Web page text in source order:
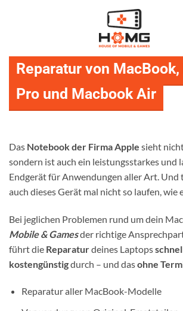
Reparatur von
Pro und Macbook Air
Das Notebook der Firma Apple sieht
sondern ist auch ein leistungsstarkes und
Endgerät für Anwendungen aller Art. Und
auch dieses Gerät mal nicht so laufen, wie
Bei jeglichen Problemen rund um dein
Mobile & Gamesder richtige
führt die Reparaturdeines Laptops
kostengünstigdurch – und dasohne
Reparatur aller MacBook-Modelle